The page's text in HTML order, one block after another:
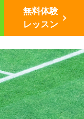
無料体験
レッスン